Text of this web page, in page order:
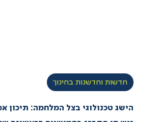
חדשות וחדשנות בחינוך
הישג טכנולוגי בצל המלחמה: תיכון